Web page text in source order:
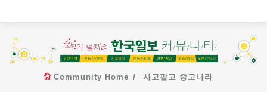
Community Home 사고팔고 중고나라